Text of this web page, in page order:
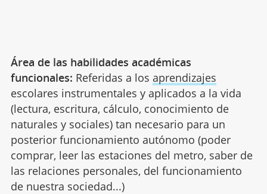
Área de las habilidades académicas
funcionales: Referidas a los aprendizajes
escolares instrumentales y aplicados a la vida
(lectura, escritura, cálculo, conocimiento de
naturales y sociales) tan necesario para un
posterior funcionamiento autónomo (poder
comprar, leer las estaciones del metro, saber de
las relaciones personales, del funcionamiento
de nuestra sociedad...)